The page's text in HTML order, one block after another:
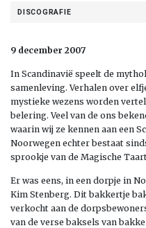
DISCOGRAFIE
9 december 2007
In Scandinavië speelt de
samenleving. Verhalen over
mystieke wezens worden
belering. Veel van de ons
waarin wij ze kennen aan een
Noorwegen echter bestaat
sprookje van de Magische
Er was eens, in een dorpje in
Kim Stenberg. Dit bakkertje
verkocht aan de
van de verse baksels van